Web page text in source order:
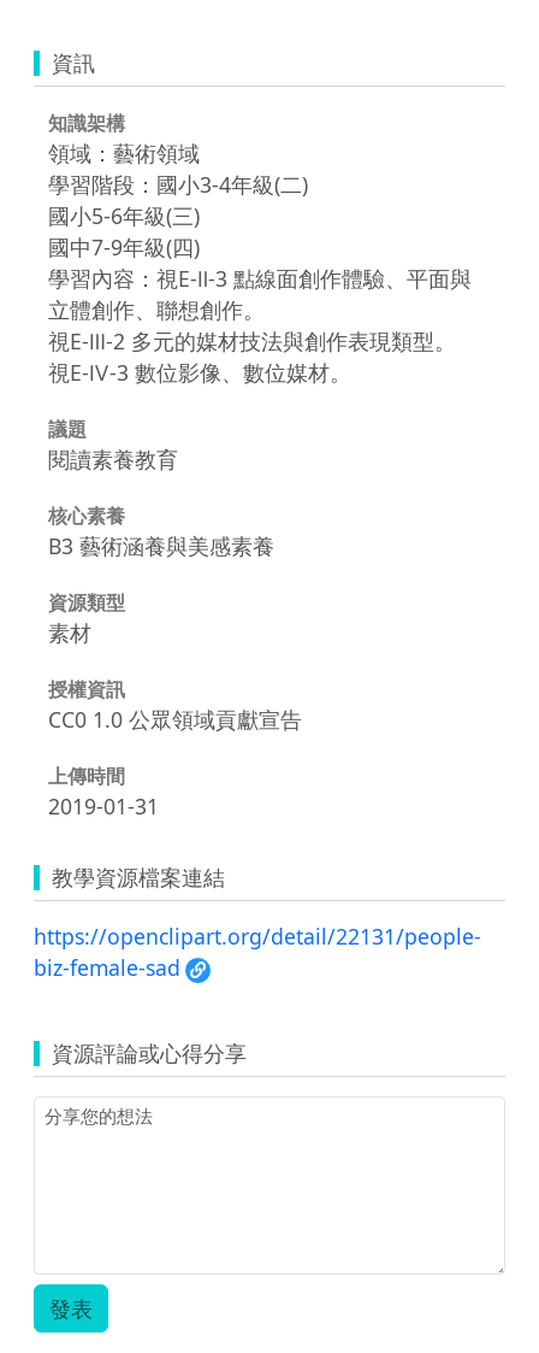
資訊
知識架構
領域：藝術領域
學習階段：國小3-4年級(二)
國小5-6年級(三)
國中7-9年級(四)
學習內容：視E-Ⅱ-3 點線面創作體驗、平面與
立體創作、聯想創作。
視E-Ⅲ-2 多元的媒材技法與創作表現類型。
視E-Ⅳ-3 數位影像、數位媒材。
議題
閱讀素養教育
核心素養
B3 藝術涵養與美感素養
資源類型
素材
授權資訊
CC0 1.0 公眾領域貢獻宣告
上傳時間
2019-01-31
教學資源檔案連結
https://openclipart.org/detail/22131/people-
biz-female-sad
資源評論或心得分享
發表